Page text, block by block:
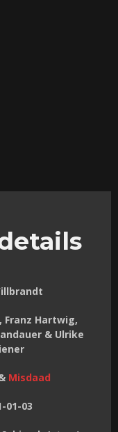
Franz Hartwig,
& Ulrike
Misdaad
01-03